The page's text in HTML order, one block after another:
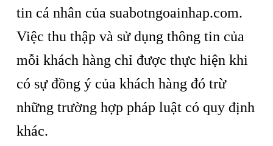
tin cá nhân của suabotngoainhap.com.
Việc thu thập và sử dụng thông tin của
mỗi khách hàng chỉ được thực hiện khi
có sự đồng ý của khách hàng đó trừ
những trường hợp pháp luật có quy định
khác.